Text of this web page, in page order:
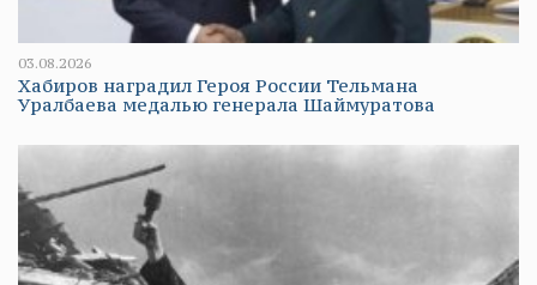
03.08.2026
Хабиров наградил Героя России Тельмана
Уралбаева медалью генерала Шаймуратова